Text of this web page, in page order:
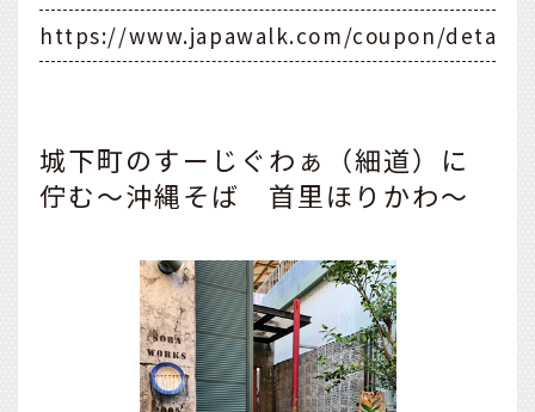
https://www.japawalk.com/coupon/
城下町のすーじぐわぁ（細道）に
佇む～沖縄そば 首里ほりかわ～